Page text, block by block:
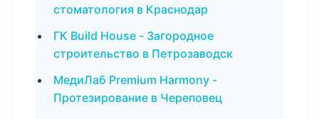
стоматология в Краснодар
ГК Build House - Загородное
строительство в Петрозаводск
МедиЛаб Premium Harmony -
Протезирование в Череповец